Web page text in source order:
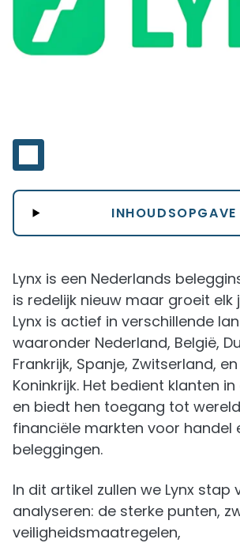
INHOUDSOPGAVE
Lynx is een Nederlands
is redelijk nieuw maar groeit elk
Lynx is actief in verschillende
waaronder Nederland, België,
Frankrijk, Spanje, Zwitserland,
Koninkrijk. Het bedient klanten
en biedt hen toegang tot
financiële markten voor handel
beleggingen.
In dit artikel zullen we Lynx stap
analyseren: de sterke punten,
veiligheidsmaatregelen,